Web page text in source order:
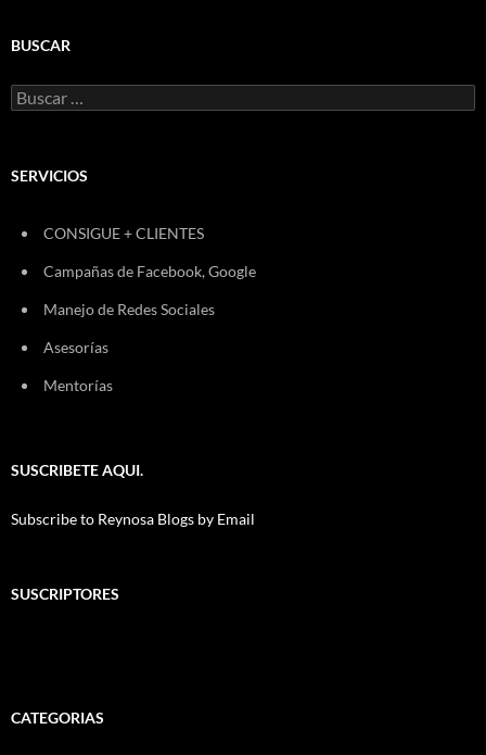
BUSCAR
Buscar:
SERVICIOS
CONSIGUE + CLIENTES
Campañas de Facebook, Google
Manejo de Redes Sociales
Asesorías
Mentorías
SUSCRIBETE AQUI.
Subscribe to Reynosa Blogs by Email
SUSCRIPTORES
CATEGORIAS